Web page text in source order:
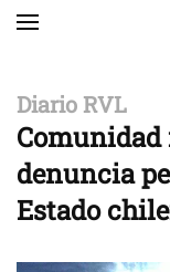
Diario RVL
denuncia
Estado